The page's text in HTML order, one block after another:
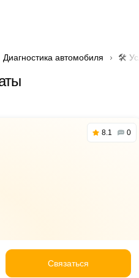
Диагностика автомобиля 🛠️
8.1 0
Связаться